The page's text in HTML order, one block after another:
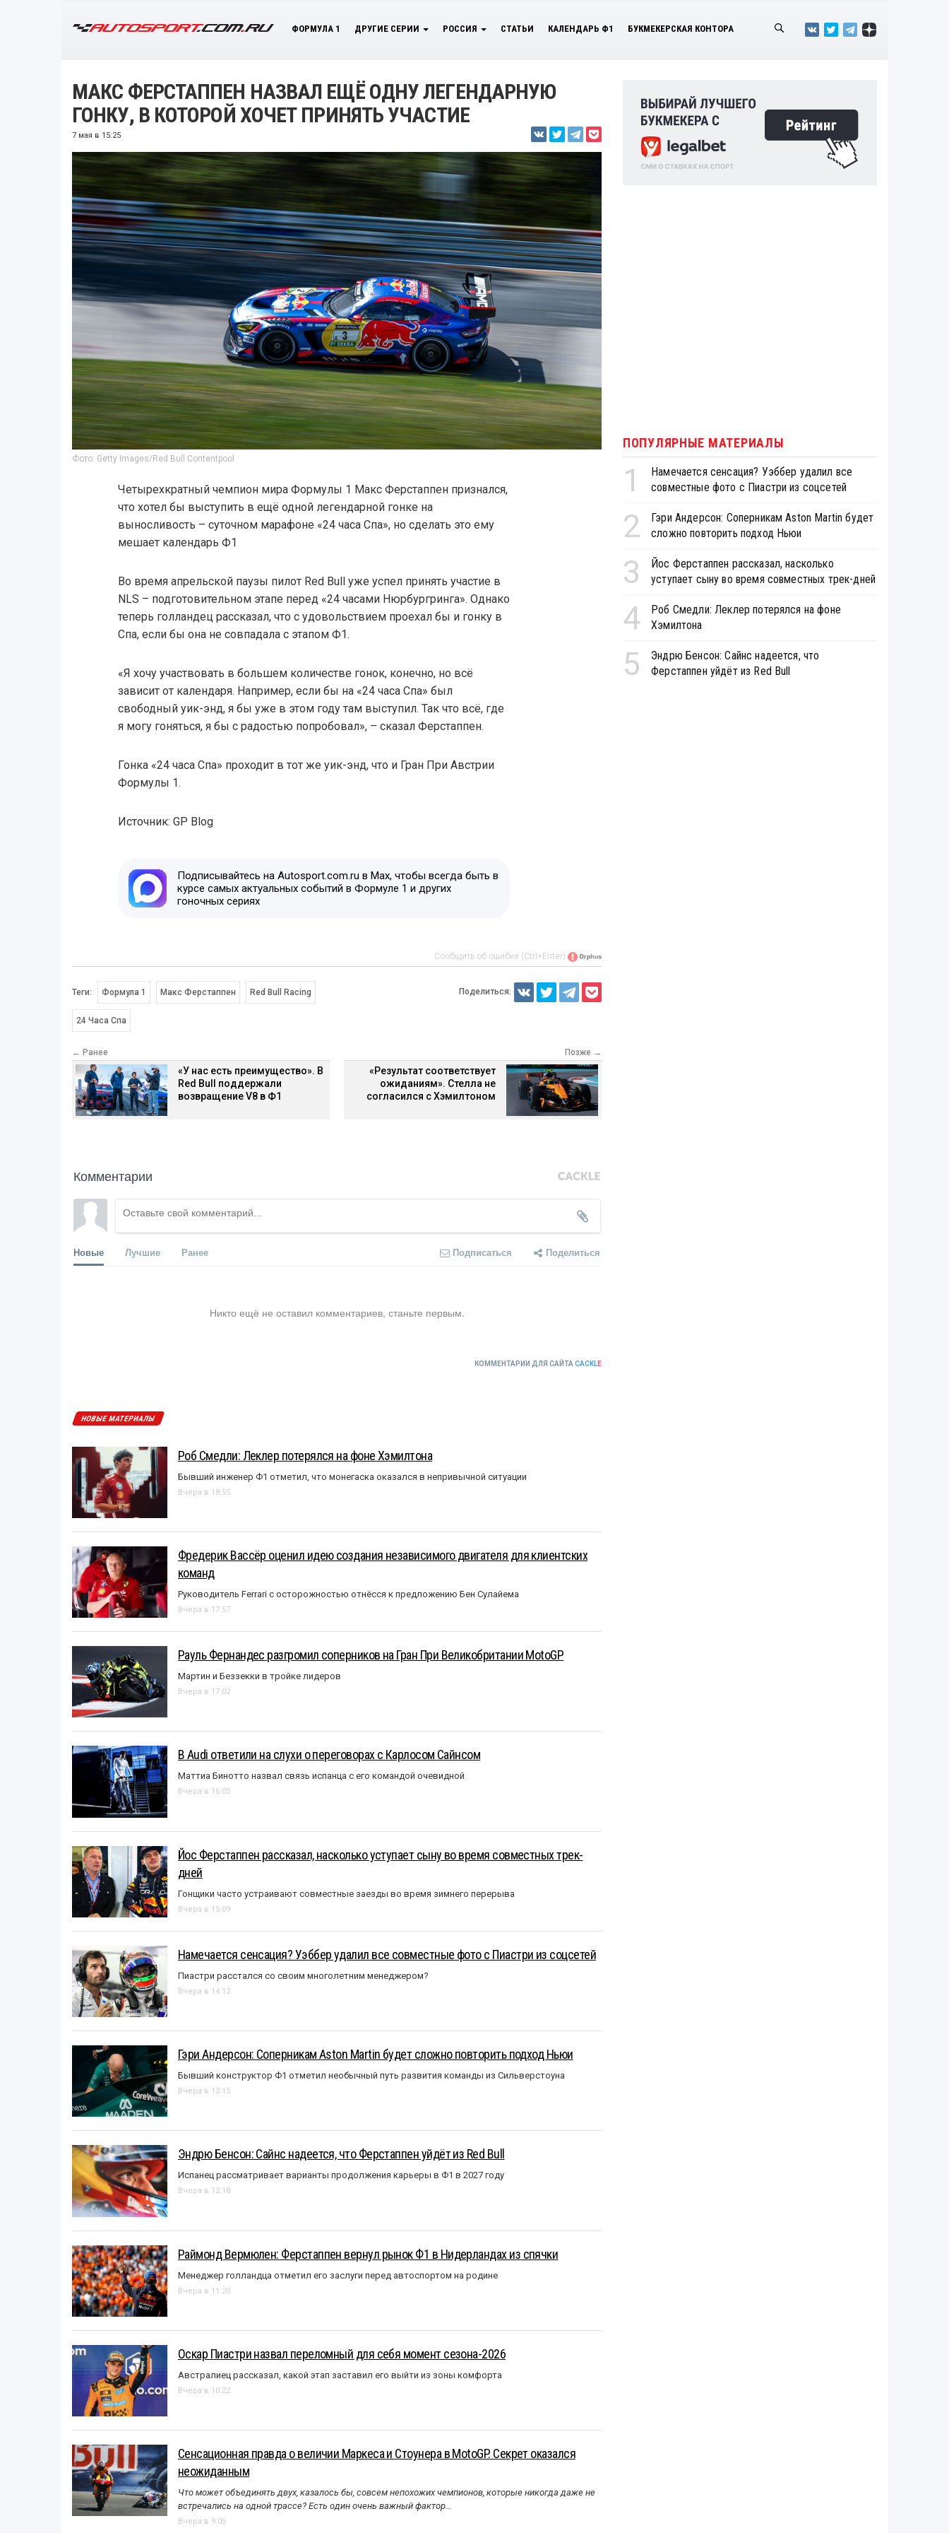
ФОРМУЛА 1 ДРУГИЕ СЕРИИ РОССИЯ СТАТЬИ КАЛЕНДАРЬ Ф1 БУКМЕКЕРСКАЯ КОНТОРА
МАКС ФЕРСТАППЕН НАЗВАЛ ЕЩЁ ОДНУ ЛЕГЕНДАРНУЮ
ГОНКУ, В КОТОРОЙ ХОЧЕТ ПРИНЯТЬ УЧАСТИЕ
7 мая в 15:25
Фото: Getty Images/Red Bull Contentpool
Четырехкратный чемпион мира Формулы 1 Макс Ферстаппен признался,
что хотел бы выступить в ещё одной легендарной гонке на
выносливость – суточном марафоне «24 часа Спа», но сделать это ему
мешает календарь Ф1
Во время апрельской паузы пилот Red Bull уже успел принять участие в
NLS – подготовительном этапе перед «24 часами Нюрбургринга». Однако
теперь голландец рассказал, что с удовольствием проехал бы и гонку в
Спа, если бы она не совпадала с этапом Ф1.
«Я хочу участвовать в большем количестве гонок, конечно, но всё
зависит от календаря. Например, если бы на «24 часа Спа» был
свободный уик-энд, я бы уже в этом году там выступил. Так что всё, где
я могу гоняться, я бы с радостью попробовал», – сказал Ферстаппен.
Гонка «24 часа Спа» проходит в тот же уик-энд, что и Гран При Австрии
Формулы 1.
Источник: GP Blog
Подписывайтесь на Autosport.com.ru в Max, чтобы всегда быть в
курсе самых актуальных событий в Формуле 1 и других
гоночных сериях
Сообщить об ошибке (Ctrl+Enter)
Теги: Формула 1 Макс Ферстаппен Red Bull Racing
24 Часа Спа
Поделиться:
← Ранее
«У нас есть преимущество». В
Red Bull поддержали
возвращение V8 в Ф1
Позже →
«Результат соответствует
ожиданиям». Стелла не
согласился с Хэмилтоном
Комментарии
Новые Лучшие Ранее Подписаться Поделиться
Никто ещё не оставил комментариев, станьте первым.
КОММЕНТАРИИ ДЛЯ САЙТА CACKLE
НОВЫЕ МАТЕРИАЛЫ
Роб Смедли: Леклер потерялся на фоне Хэмилтона
Бывший инженер Ф1 отметил, что монегаска оказался в непривычной ситуации
Вчера в 18:55
Фредерик Вассёр оценил идею создания независимого двигателя для клиентских
команд
Руководитель Ferrari с осторожностью отнёсся к предложению Бен Сулайема
Вчера в 17:57
Рауль Фернандес разгромил соперников на Гран При Великобритании MotoGP
Мартин и Беззекки в тройке лидеров
Вчера в 17:02
В Audi ответили на слухи о переговорах с Карлосом Сайнсом
Маттиа Бинотто назвал связь испанца с его командой очевидной
Вчера в 16:05
Йос Ферстаппен рассказал, насколько уступает сыну во время совместных трек-
дней
Гонщики часто устраивают совместные заезды во время зимнего перерыва
Вчера в 15:09
Намечается сенсация? Уэббер удалил все совместные фото с Пиастри из соцсетей
Пиастри расстался со своим многолетним менеджером?
Вчера в 14:12
Гэри Андерсон: Соперникам Aston Martin будет сложно повторить подход Ньюи
Бывший конструктор Ф1 отметил необычный путь развития команды из Сильверстоуна
Вчера в 13:15
Эндрю Бенсон: Сайнс надеется, что Ферстаппен уйдёт из Red Bull
Испанец рассматривает варианты продолжения карьеры в Ф1 в 2027 году
Вчера в 12:18
Раймонд Вермюлен: Ферстаппен вернул рынок Ф1 в Нидерландах из спячки
Менеджер голландца отметил его заслуги перед автоспортом на родине
Вчера в 11:20
Оскар Пиастри назвал переломный для себя момент сезона-2026
Австралиец рассказал, какой этап заставил его выйти из зоны комфорта
Вчера в 10:22
Сенсационная правда о величии Маркеса и Стоунера в MotoGP. Секрет оказался
неожиданным
Что может объединять двух, казалось бы, совсем непохожих чемпионов, которые никогда даже не
встречались на одной трассе? Есть один очень важный фактор…
Вчера в 9:05
ПОПУЛЯРНЫЕ МАТЕРИАЛЫ
1
Намечается сенсация? Уэббер удалил все
совместные фото с Пиастри из соцсетей
2
Гэри Андерсон: Соперникам Aston Martin будет
сложно повторить подход Ньюи
3
Йос Ферстаппен рассказал, насколько
уступает сыну во время совместных трек-дней
4
Роб Смедли: Леклер потерялся на фоне
Хэмилтона
5
Эндрю Бенсон: Сайнс надеется, что
Ферстаппен уйдёт из Red Bull